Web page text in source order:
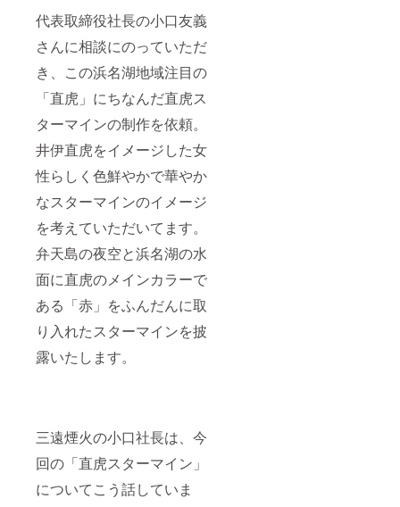
代表取締役社長の小口友義
さんに相談にのっていただ
き、この浜名湖地域注目の
「直虎」にちなんだ直虎ス
ターマインの制作を依頼。
井伊直虎をイメージした女
性らしく色鮮やかで華やか
なスターマインのイメージ
を考えていただいてます。
弁天島の夜空と浜名湖の水
面に直虎のメインカラーで
ある「赤」をふんだんに取
り入れたスターマインを披
露いたします。
三遠煙火の小口社長は、今
回の「直虎スターマイン」
についてこう話していま